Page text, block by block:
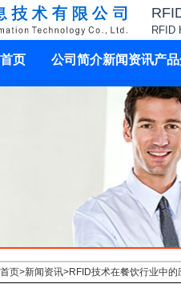
RFID
首页 公司简介新闻资讯产
首页>新闻资讯>RFID技术在餐饮行业中